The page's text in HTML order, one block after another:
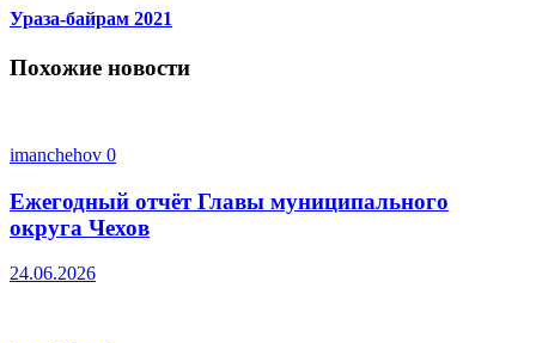
Ураза-байрам 2021
Похожие новости
imanchehov 0
Ежегодный отчёт Главы муниципального
округа Чехов
24.06.2026